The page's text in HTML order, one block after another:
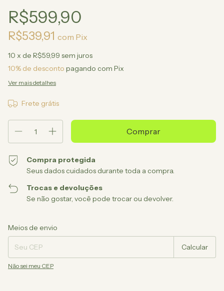
R$599,90
R$539,91 com Pix
10 x de R$59,99 sem juros
10% de desconto pagando com Pix
Ver mais detalhes
Frete grátis
Compra protegida
Seus dados cuidados durante toda a compra.
Trocas e devoluções
Se não gostar, você pode trocar ou devolver.
Entregas para o CEP:
Meios de envio
Calcular
Não sei meu CEP